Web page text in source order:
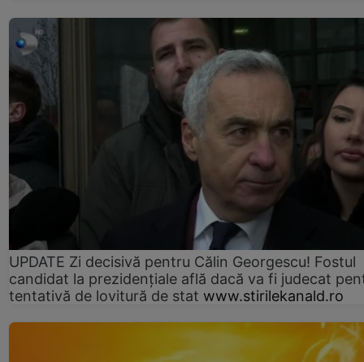
UPDATE Zi decisivă pentru Călin Georgescu! Fostul
candidat la prezidențiale află dacă va fi judecat
tentativă de lovitură de stat www.stirilekanald.ro